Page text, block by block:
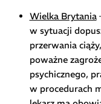
Wielka Brytania
w sytuacji
przerwania
poważne
psychicznego,
w procedurach